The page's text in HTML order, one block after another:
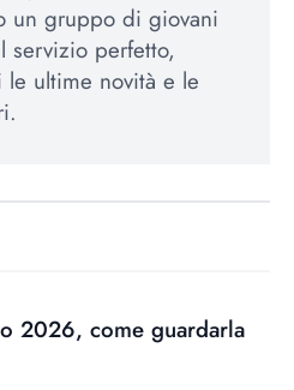
un gruppo di giovani
servizio perfetto,
le ultime novità e le
2026, come guardarla